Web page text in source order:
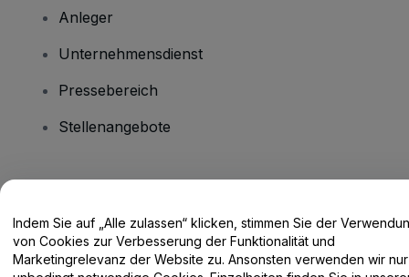
Anleger
Unternehmensdienst
Pressebereich
Stellenangebote
Hilfe-Center / Kontakt
Indem Sie auf „Alle zulassen“ klicken, stimmen Sie der
von Cookies zur Verbesserung der Funktionalität und
Marketingrelevanz der Website zu. Ansonsten verwenden wir nur